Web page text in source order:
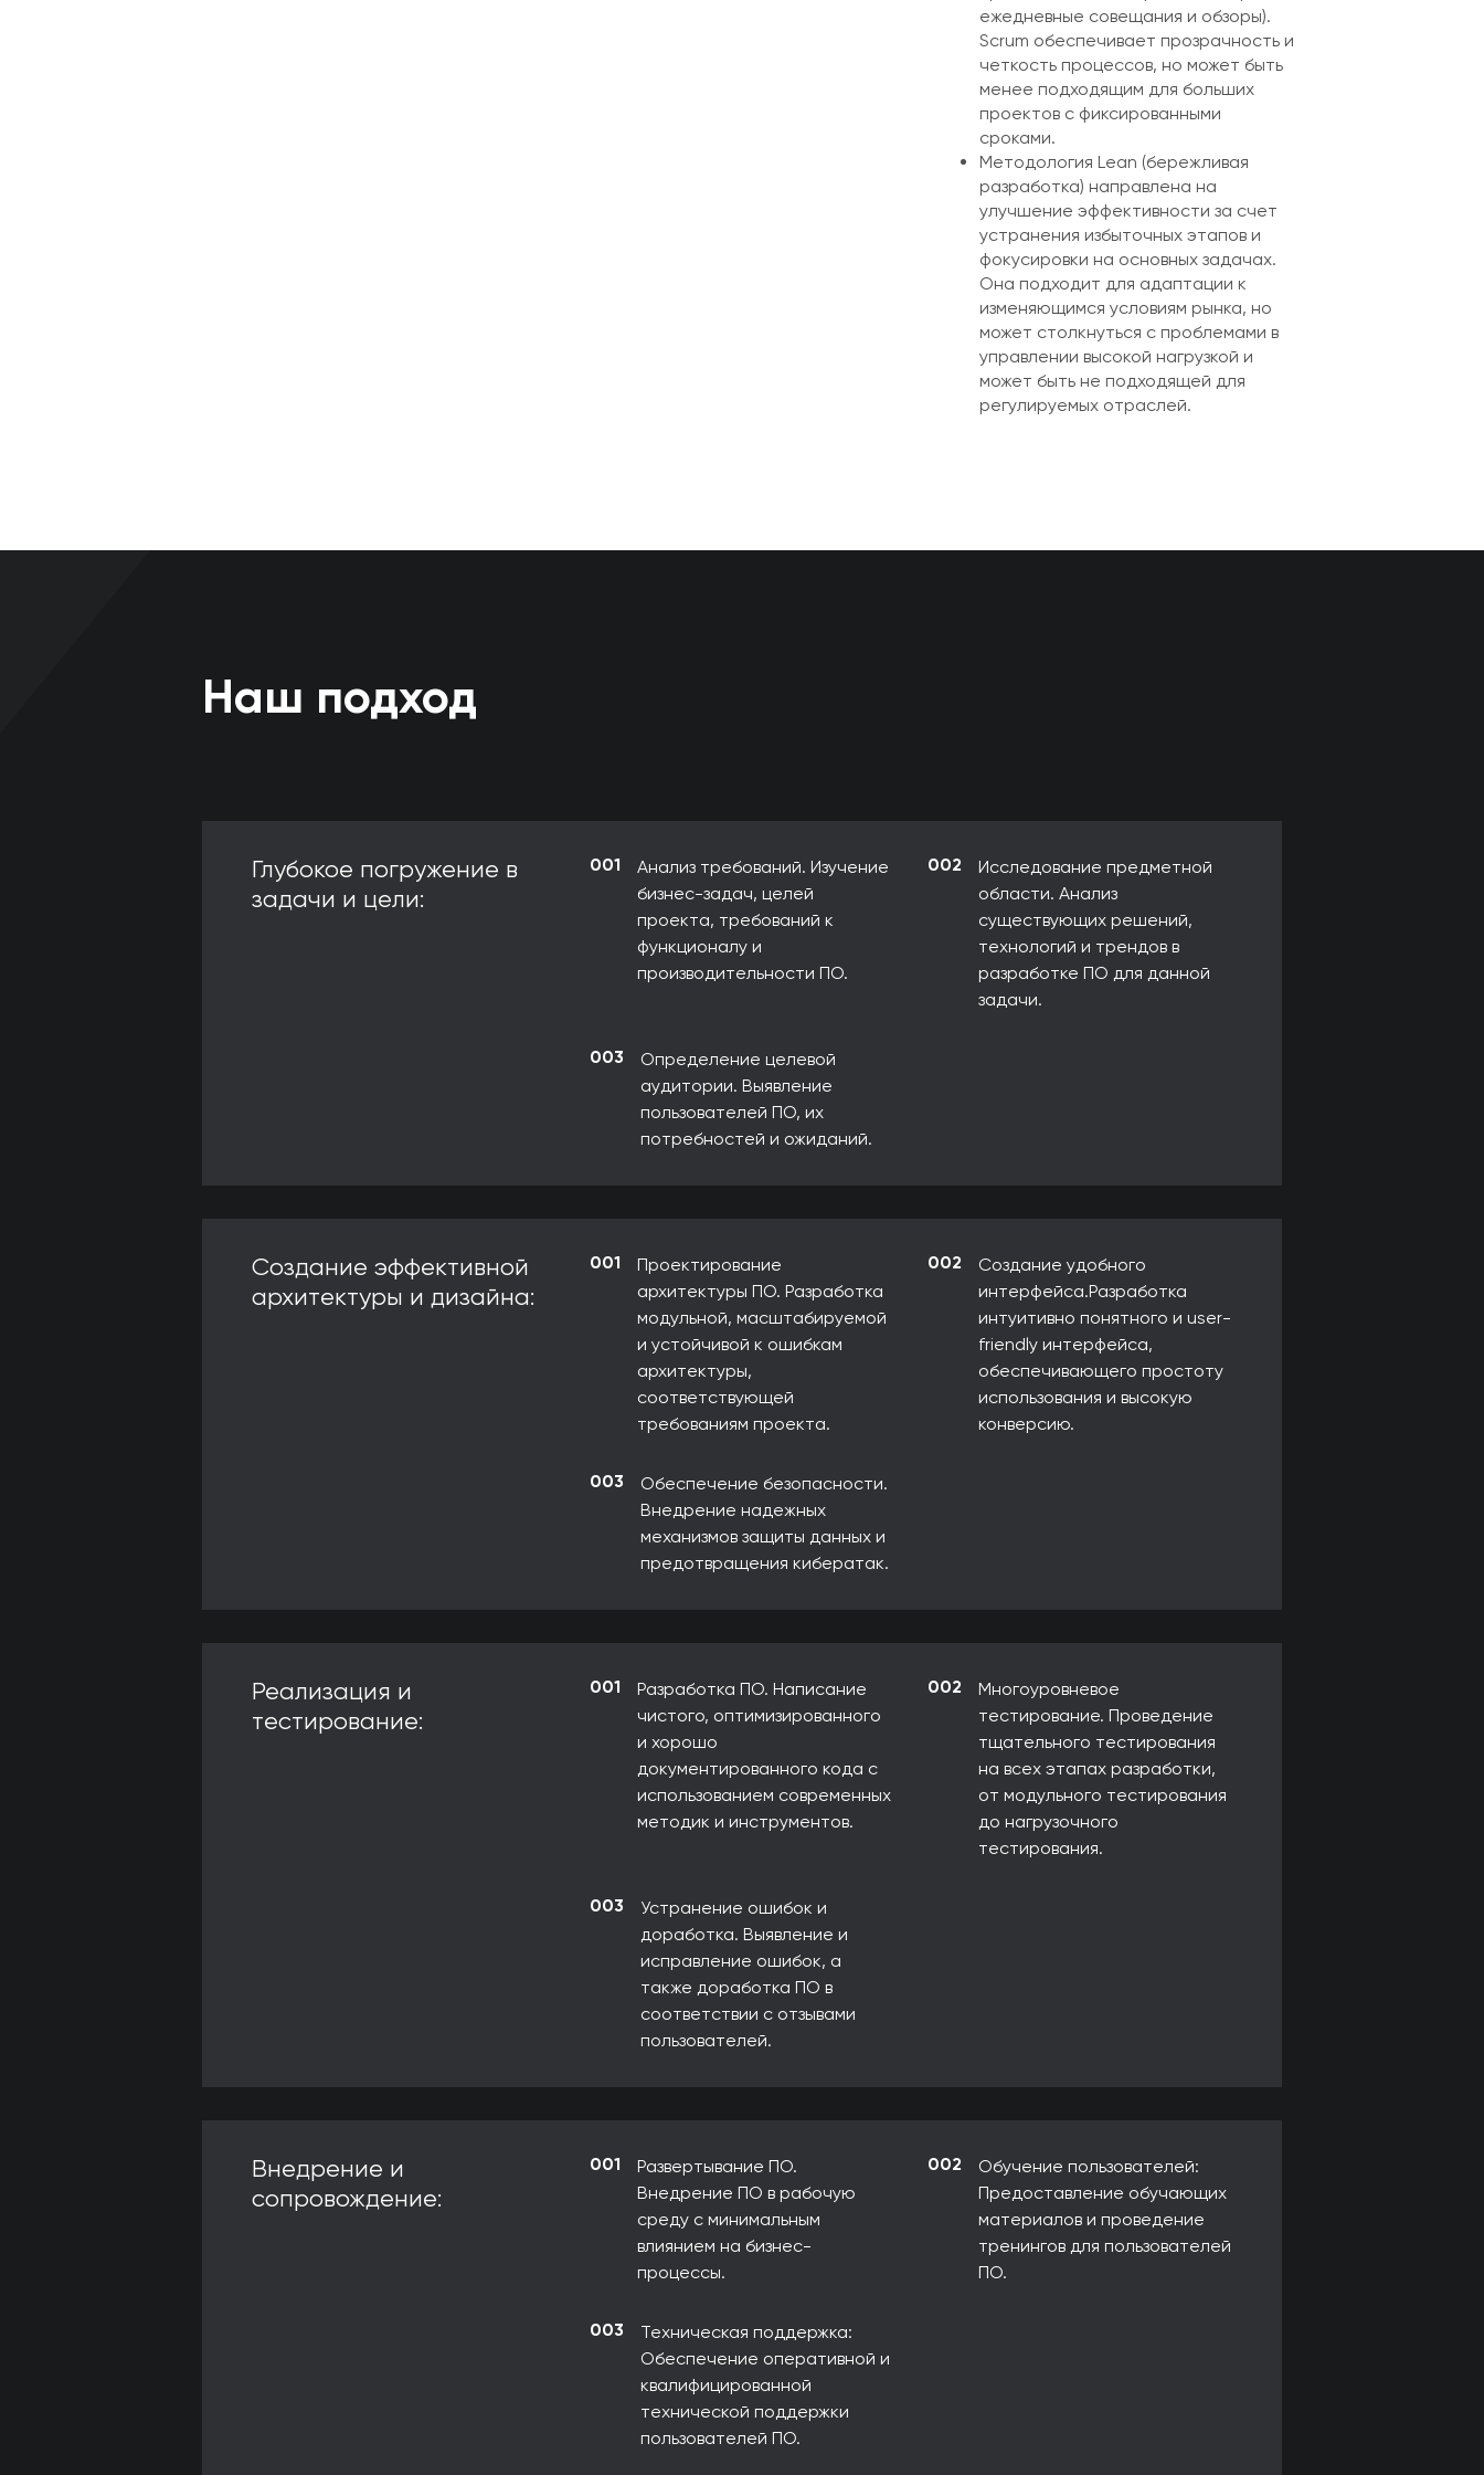
ежедневные совещания и обзоры).
Scrum обеспечивает прозрачность и
четкость процессов, но может быть
менее подходящим для больших
проектов с фиксированными
сроками.
Методология Lean (бережливая
разработка) направлена на
улучшение эффективности за счет
устранения избыточных этапов и
фокусировки на основных задачах.
Она подходит для адаптации к
изменяющимся условиям рынка, но
может столкнуться с проблемами в
управлении высокой нагрузкой и
может быть не подходящей для
регулируемых отраслей.
Наш подход
Глубокое погружение в
задачи и цели:
001
Анализ требований. Изучение
бизнес-задач, целей
проекта, требований к
функционалу и
производительности ПО.
002
Исследование предметной
области. Анализ
существующих решений,
технологий и трендов в
разработке ПО для данной
задачи.
003
Определение целевой
аудитории. Выявление
пользователей ПО, их
потребностей и ожиданий.
Создание эффективной
архитектуры и дизайна:
001
Проектирование
архитектуры ПО. Разработка
модульной, масштабируемой
и устойчивой к ошибкам
архитектуры,
соответствующей
требованиям проекта.
002
Создание удобного
интерфейса.Разработка
интуитивно понятного и user-
friendly интерфейса,
обеспечивающего простоту
использования и высокую
конверсию.
003
Обеспечение безопасности.
Внедрение надежных
механизмов защиты данных и
предотвращения кибератак.
Реализация и
тестирование:
001
Разработка ПО. Написание
чистого, оптимизированного
и хорошо
документированного кода с
использованием современных
методик и инструментов.
002
Многоуровневое
тестирование. Проведение
тщательного тестирования
на всех этапах разработки,
от модульного тестирования
до нагрузочного
тестирования.
003
Устранение ошибок и
доработка. Выявление и
исправление ошибок, а
также доработка ПО в
соответствии с отзывами
пользователей.
Внедрение и
сопровождение:
001
Развертывание ПО.
Внедрение ПО в рабочую
среду с минимальным
влиянием на бизнес-
процессы.
002
Обучение пользователей:
Предоставление обучающих
материалов и проведение
тренингов для пользователей
ПО.
003
Техническая поддержка:
Обеспечение оперативной и
квалифицированной
технической поддержки
пользователей ПО.